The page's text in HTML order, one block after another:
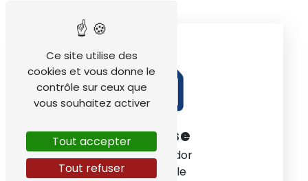
Adresse
ZA le Messidor
38220 Vizille
Ce site utilise des
cookies et vous donne le
contrôle sur ceux que
vous souhaitez activer
Tout accepter
Tout refuser